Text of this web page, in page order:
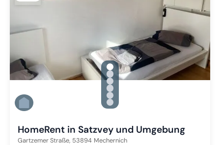
gallery.slide_selector
Zu Slide 1 wechseln
Zu Slide 2 wechseln
Zu Slide 3 wechseln
Zu Slide 4 wechseln
Zu Slide 5 wechseln
Zu Slide 6 wechseln
HomeRent in Satzvey und Umgebung
Gartzemer Straße, 53894 Mechernich